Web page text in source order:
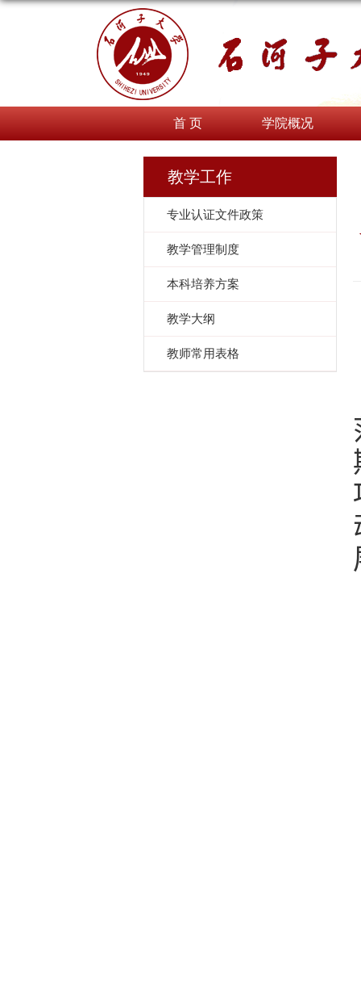
首 页 学院概况
教学工作
专业认证文件政策
教学管理制度
本科培养方案
教学大纲
教师常用表格